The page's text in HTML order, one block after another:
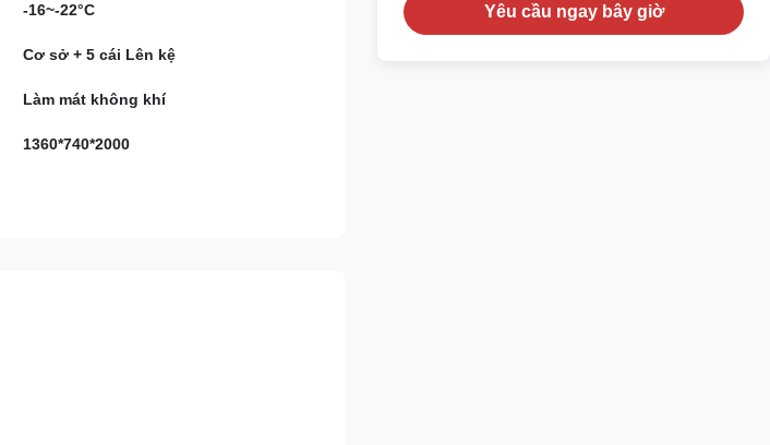
-16~-22°C
Cơ sở + 5 cái Lên kệ
Làm mát không khí
1360*740*2000
Yêu cầu ngay bây giờ